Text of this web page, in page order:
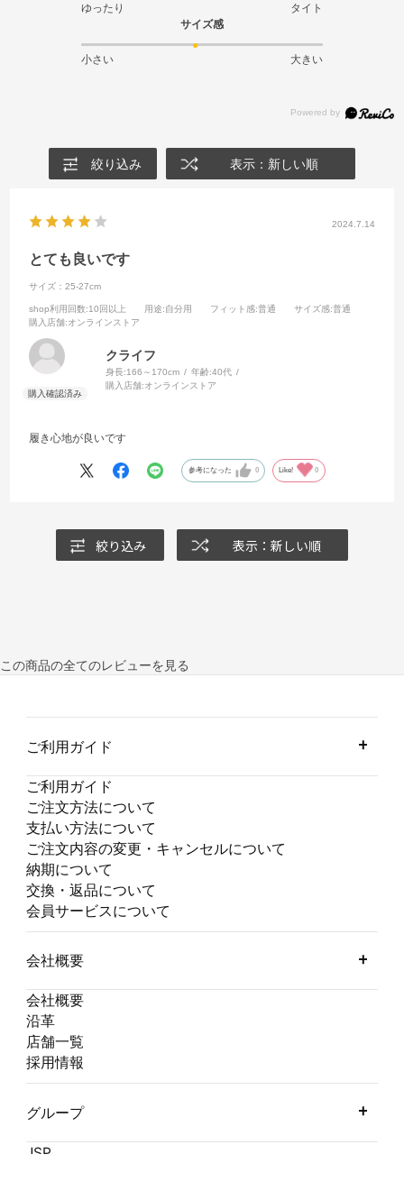
ゆったり
タイト
サイズ感
小さい 大きい
絞り込み 表示：新しい順
2024.7.14
とても良いです
サイズ：25-27cm
shop利用回数:10回以上 用途:自分用 フィット感:普通 サイズ感:普通
購入店舗:オンラインストア
クライフ
身長:166～170cm 年齢:40代
購入店舗:オンラインストア
履き心地が良いです
参考になった 0 Like! 0
絞り込み 表示：新しい順
この商品の全てのレビューを見る
ご利用ガイド
ご利用ガイド
ご注文方法について
支払い方法について
ご注文内容の変更・キャンセルについて
納期について
交換・返品について
会員サービスについて
会社概要
会社概要
沿革
店舗一覧
採用情報
グループ
JSP